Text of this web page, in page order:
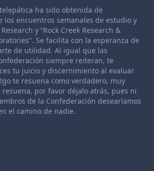
de canalización:
ha sido obtenida de
los encuentros semanales de estudio y
y “Rock Creek Research &
Se facilita con la esperanza de
de utilidad. Al igual que las
siempre reiteran, te
tu juicio y discernimiento al evaluar
te resuena como verdadero, muy
resuena, por favor déjalo atrás, pues ni
de la Confederación desearíamos
el camino de nadie.